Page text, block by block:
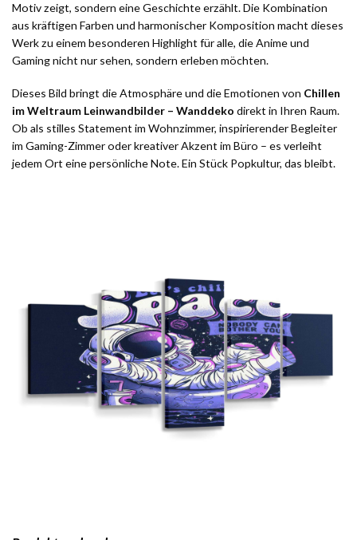
Motiv zeigt, sondern eine Geschichte erzählt. Die Kombination
aus kräftigen Farben und harmonischer Komposition macht dieses
Werk zu einem besonderen Highlight für alle, die Anime und
Gaming nicht nur sehen, sondern erleben möchten.
Dieses Bild bringt die Atmosphäre und die Emotionen von Chillen
im Weltraum Leinwandbilder – Wanddeko direkt in Ihren Raum.
Ob als stilles Statement im Wohnzimmer, inspirierender Begleiter
im Gaming-Zimmer oder kreativer Akzent im Büro – es verleiht
jedem Ort eine persönliche Note. Ein Stück Popkultur, das bleibt.